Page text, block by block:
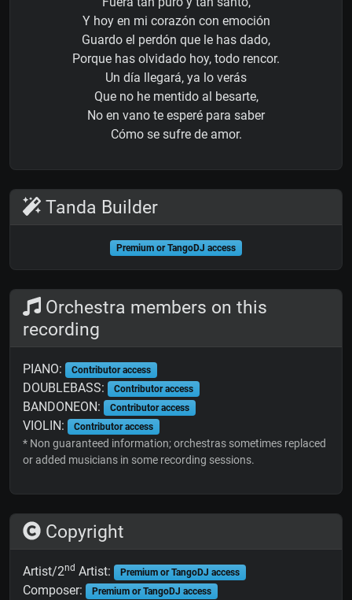
Y hoy en mi corazón con emoción
Guardo el perdón que le has dado,
Porque has olvidado hoy, todo rencor.
Un día llegará, ya lo verás
Que no he mentido al besarte,
No en vano te esperé para saber
Cómo se sufre de amor.
Tanda Builder
Premium or TangoDJ access
Orchestra members on this
recording
PIANO: Contributor access
DOUBLEBASS: Contributor access
BANDONEON: Contributor access
VIOLIN: Contributor access
* Non guaranteed information; orchestras sometimes replaced
or added musicians in some recording sessions.
Copyright
Artist/2nd Artist: Premium or TangoDJ access
Composer: Premium or TangoDJ access